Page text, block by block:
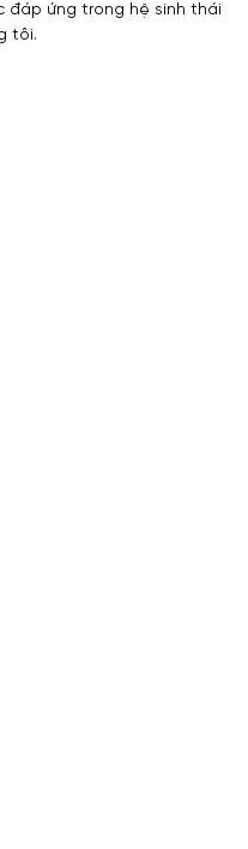
đáp ứng trong hệ sinh thái
tôi.